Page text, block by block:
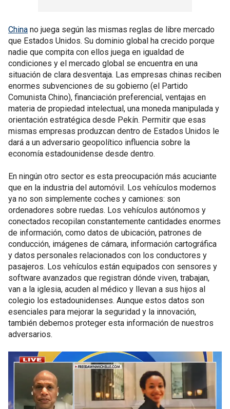
China no juega según las mismas reglas de libre mercado
que Estados Unidos. Su dominio global ha crecido porque
nadie que compita con ellos juega en igualdad de
condiciones y el mercado global se encuentra en una
situación de clara desventaja. Las empresas chinas reciben
enormes subvenciones de su gobierno (el Partido
Comunista Chino), financiación preferencial, ventajas en
materia de propiedad intelectual, una moneda manipulada y
orientación estratégica desde Pekín. Permitir que esas
mismas empresas produzcan dentro de Estados Unidos le
dará a un adversario geopolítico influencia sobre la
economía estadounidense desde dentro.
En ningún otro sector es esta preocupación más acuciante
que en la industria del automóvil. Los vehículos modernos
ya no son simplemente coches y camiones: son
ordenadores sobre ruedas. Los vehículos autónomos y
conectados recopilan constantemente cantidades enormes
de información, como datos de ubicación, patrones de
conducción, imágenes de cámara, información cartográfica
y datos personales relacionados con los conductores y
pasajeros. Los vehículos están equipados con sensores y
software avanzados que registran dónde viven, trabajan,
van a la iglesia, acuden al médico y llevan a sus hijos al
colegio los estadounidenses. Aunque estos datos son
esenciales para mejorar la seguridad y la innovación,
también debemos proteger esta información de nuestros
adversarios.